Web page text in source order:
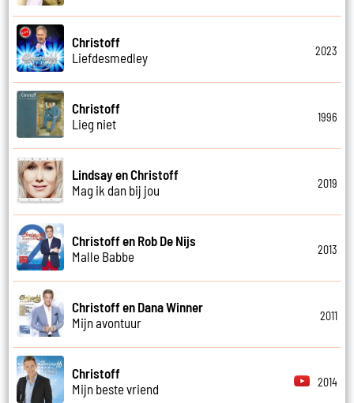
Christoff
Liefdesmedley
2023
Christoff
Lieg niet
1996
Lindsay en Christoff
Mag ik dan bij jou
2019
Christoff en Rob De Nijs
Malle Babbe
2013
Christoff en Dana Winner
Mijn avontuur
2011
Christoff
Mijn beste vriend
2014